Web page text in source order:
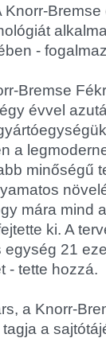
Knorr-
-
Bremse
évvel
a
minőségű
mára mind
ki. A
egység 21
- tette hozzá.
a Knorr-
a